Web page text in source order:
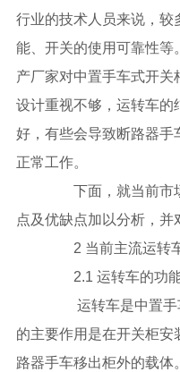
行业的技术人员来说，较
能、开关的使用可靠性等
产厂家对中置手车式开
设计重视不够，运转车的
好，有些会导致断路器手
正常工作。
下面，就当前市
点及优缺点加以分析，并
2 当前主流运转车
2.1 运转车的功
运转车是中置手
的主要作用是在开关柜
路器手车移出柜外的载体